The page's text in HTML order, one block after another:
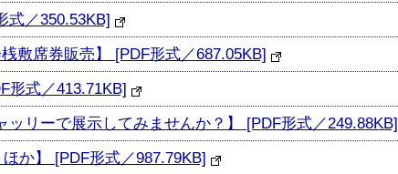
／350.53KB]
席券販売】 [PDF形式／687.05KB]
式／413.71KB]
ーで展示してみませんか？】 [PDF形式／249.88KB]
】 [PDF形式／987.79KB]